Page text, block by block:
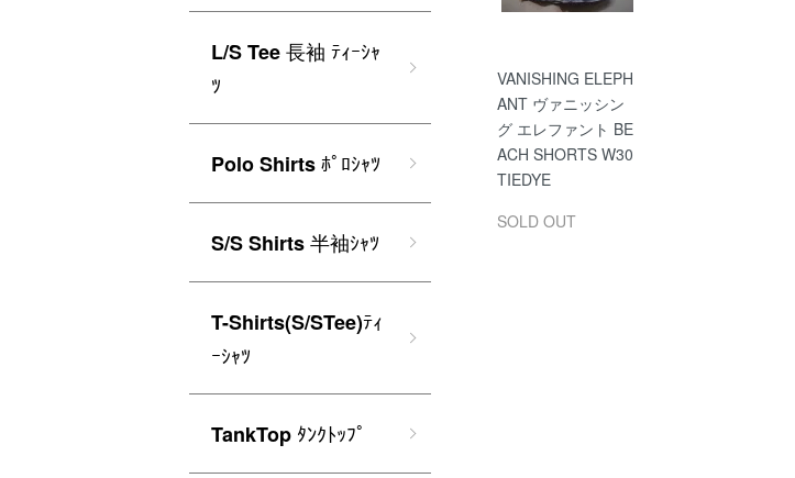
VANISHING ELEPH
ANT ヴァニッシン
グ エレファント BE
ACH SHORTS W30
TIEDYE
SOLD OUT
L/S Tee長袖 ﾃｨｰｼｬ
ﾂ
Polo Shirtsﾎﾟﾛｼｬﾂ
S/S Shirts半袖ｼｬﾂ
T-Shirts(S/STee)ﾃｨ
ｰｼｬﾂ
TankTop ﾀﾝｸﾄｯﾌﾟ